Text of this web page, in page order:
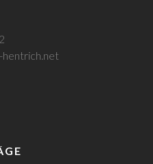
hentrich.net